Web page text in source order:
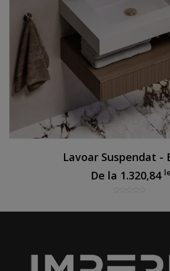
Lavoar Suspendat -
De la 1.320,84